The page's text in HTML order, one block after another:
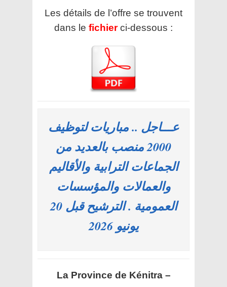
Les détails de l’offre se trouvent
dans le fichier ci-dessous :
عـــاجل .. مباريات لتوظيف
2000 منصب بالعديد من
الجماعات الترابية والأقاليم
والعمالات والمؤسسات
العمومية . الترشيح قبل 20
يونيو 2026
La Province de Kénitra –